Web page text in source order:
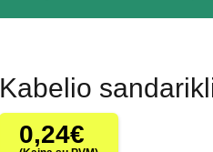
Kabelio
0,24€